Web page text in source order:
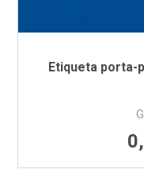
Etiqueta porta-